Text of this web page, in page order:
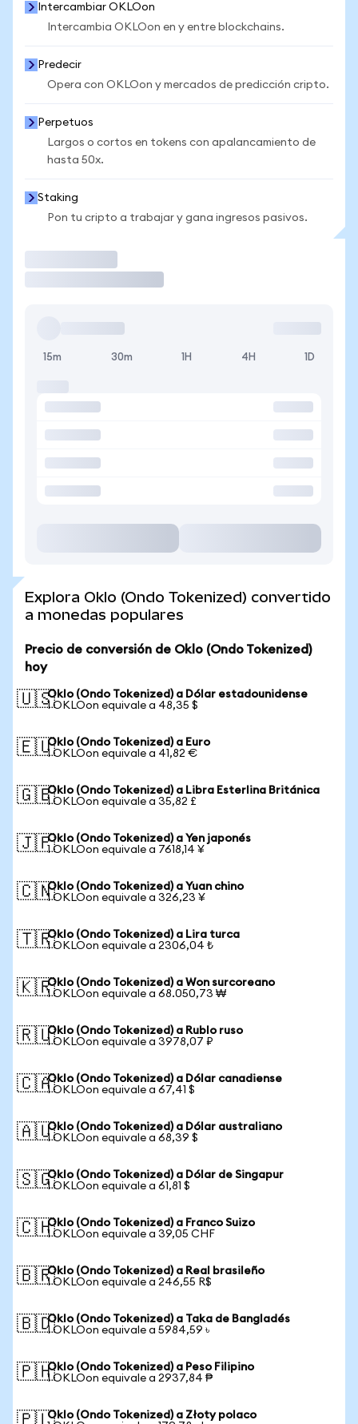
Intercambiar OKLOon
Intercambia OKLOon en y entre blockchains.
Predecir
Opera con OKLOon y mercados de predicción cripto.
Perpetuos
Largos o cortos en tokens con apalancamiento de
hasta 50x.
Staking
Pon tu cripto a trabajar y gana ingresos pasivos.
15m 30m 1H 4H 1D
Explora Oklo (Ondo Tokenized) convertido
a monedas populares
Precio de conversión de Oklo (Ondo Tokenized)
hoy
🇺🇸Oklo (Ondo Tokenized) a Dólar estadounidense
1 OKLOon equivale a 48,35 $
🇪🇺Oklo (Ondo Tokenized) a Euro
1 OKLOon equivale a 41,82 €
🇬🇧Oklo (Ondo Tokenized) a Libra Esterlina Británica
1 OKLOon equivale a 35,82 £
🇯🇵Oklo (Ondo Tokenized) a Yen japonés
1 OKLOon equivale a 7618,14 ¥
🇨🇳Oklo (Ondo Tokenized) a Yuan chino
1 OKLOon equivale a 326,23 ¥
🇹🇷Oklo (Ondo Tokenized) a Lira turca
1 OKLOon equivale a 2306,04 ₺
🇰🇷Oklo (Ondo Tokenized) a Won surcoreano
1 OKLOon equivale a 68.050,73 ₩
🇷🇺Oklo (Ondo Tokenized) a Rublo ruso
1 OKLOon equivale a 3978,07 ₽
🇨🇦Oklo (Ondo Tokenized) a Dólar canadiense
1 OKLOon equivale a 67,41 $
🇦🇺Oklo (Ondo Tokenized) a Dólar australiano
1 OKLOon equivale a 68,39 $
🇸🇬Oklo (Ondo Tokenized) a Dólar de Singapur
1 OKLOon equivale a 61,81 $
🇨🇭Oklo (Ondo Tokenized) a Franco Suizo
1 OKLOon equivale a 39,05 CHF
🇧🇷Oklo (Ondo Tokenized) a Real brasileño
1 OKLOon equivale a 246,55 R$
🇧🇩Oklo (Ondo Tokenized) a Taka de Bangladés
1 OKLOon equivale a 5984,59 ৳
🇵🇭Oklo (Ondo Tokenized) a Peso Filipino
1 OKLOon equivale a 2937,84 ₱
Oklo (Ondo Tokenized) a Złoty polaco